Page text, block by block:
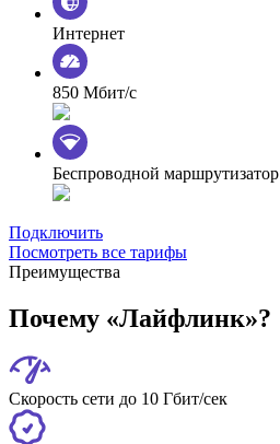
Интернет
850 Мбит/с
Беспроводной маршрутизатор
Подключить
Посмотреть все тарифы
Преимущества
Почему «Лайфлинк»?
Скорость сети до 10 Гбит/сек